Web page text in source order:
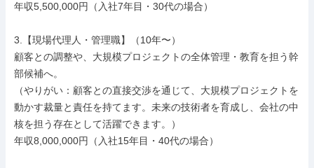
年収5,500,000円（入社7年目・30代の場合）
3.【現場代理人・管理職】（10年〜）
顧客との調整や、大規模プロジェクトの全体管理・教育を担う幹
部候補へ。
（やりがい：顧客との直接交渉を通じて、大規模プロジェクトを
動かす裁量と責任を持てます。未来の技術者を育成し、会社の中
核を担う存在として活躍できます。）
年収8,000,000円（入社15年目・40代の場合）